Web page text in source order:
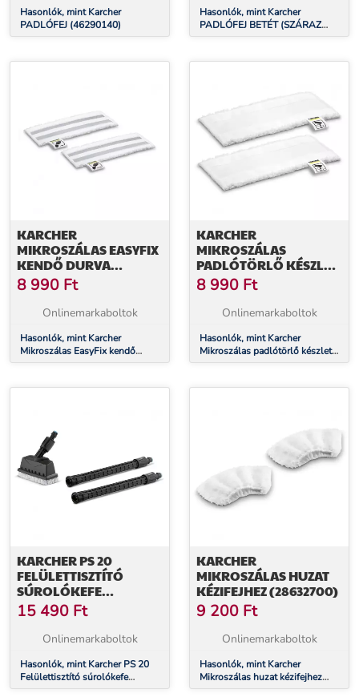
Hasonlók, mint Karcher
PADLÓFEJ (46290140)
Hasonlók, mint Karcher
PADLÓFEJ BETÉT (SZÁRAZ
TISZT.) (46290150)
KARCHER
MIKROSZÁLAS EASYFIX
KENDŐ DURVA
SZENNYEZŐDÉSEKHEZ
(SC) (28633090)
8 990 Ft
Onlinemarkaboltok
Hasonlók, mint Karcher
Mikroszálas EasyFix kendő
durva szennyeződésekhez (SC)
KARCHER
MIKROSZÁLAS
PADLÓTÖRLŐ KÉSZLET,
EASYFIX MINI
(28632960)
8 990 Ft
Onlinemarkaboltok
Hasonlók, mint Karcher
Mikroszálas padlótörlő készlet,
EasyFix Mini (28632960)
KARCHER PS 20
FELÜLETTISZTÍTÓ
SÚROLÓKEFE
(26440180)
15 490 Ft
Onlinemarkaboltok
Hasonlók, mint Karcher PS 20
Felülettisztító súrolókefe
(26440180)
KARCHER
MIKROSZÁLAS HUZAT
KÉZIFEJHEZ (28632700)
9 200 Ft
Onlinemarkaboltok
Hasonlók, mint Karcher
Mikroszálas huzat kézifejhez
(28632700)